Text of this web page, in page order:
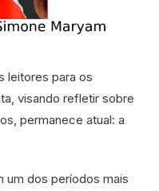
leitores para os
visando refletir sobre
permanece atual: a
um dos períodos mais